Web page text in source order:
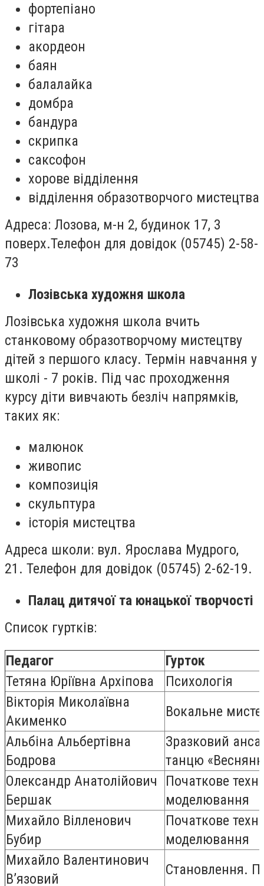
фортепіано
гітара
акордеон
баян
балалайка
домбра
бандура
скрипка
саксофон
хорове відділення
відділення образотворчого мистецтва
Адреса: Лозова, м-н 2, будинок 17, 3
поверх.Телефон для довідок (05745) 2-58-
73
Лозівська художня школа
Лозівська художня школа вчить
станковому образотворчому мистецтву
дітей з першого класу. Термін навчання у
школі - 7 років. Під час проходження
курсу діти вивчають безліч напрямків,
таких як:
малюнок
живопис
композиція
скульптура
історія мистецтва
Адреса школи: вул. Ярослава Мудрого,
21. Телефон для довідок (05745) 2-62-19.
Палац дитячої та юнацької творчості
Список гуртків:
Педагог
Гурток
Тетяна Юріївна Архіпова
Психологія
Вікторія Миколаївна
Акименко
Вокальне
Альбіна Альбертівна
Бодрова
Зразковий
танцю
Олександр Анатолійович
Бершак
Початкове
моделювання
Михайло Вілленович
Бубир
Початкове
моделювання
Михайло Валентинович
В’язовий
Становлення.